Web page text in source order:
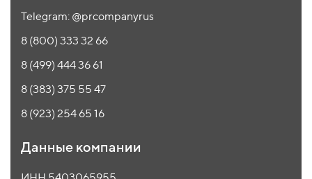
Telegram: @prcompanyrus
8 (800) 333 32 66
8 (499) 444 36 61
8 (383) 375 55 47
8 (923) 254 65 16
Данные компании